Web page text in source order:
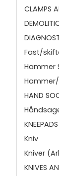
CLAMPS
Fast/
Hammer
HAND
KNEEPADS
Kniv
Kniver
KNIVES